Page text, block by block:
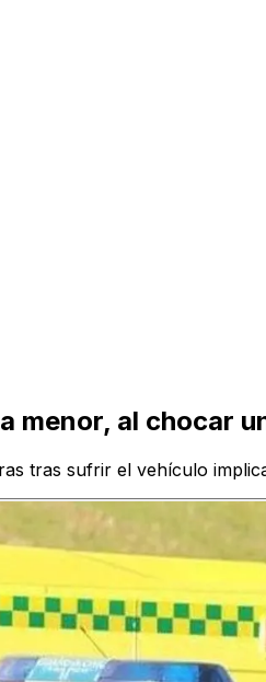
menor, al chocar
tras sufrir el vehículo